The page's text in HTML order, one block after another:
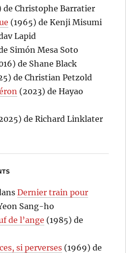
de Christophe Barratier
(1965) de Kenji Misumi
Lapid
Simón Mesa Soto
de Shane Black
de Christian Petzold
(2023) de Hayao
de Richard Linklater
Dernier train pour
Sang-ho
de l’ange (1985) de
si perverses (1969) de